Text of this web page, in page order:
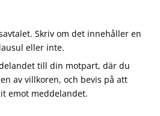
Skriv om det innehåller en
eller inte.
till din motpart, där du
av villkoren, och bevis på att
emot meddelandet.